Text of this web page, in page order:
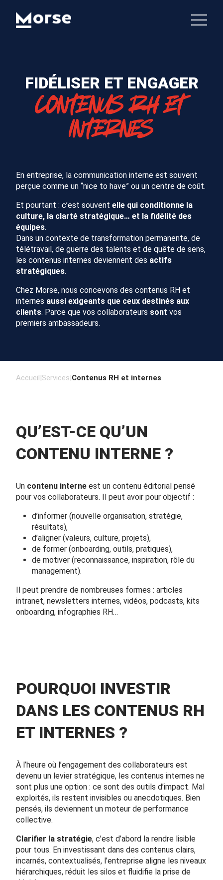
FIDÉLISER ET ENGAGER
CONTENUS RH ET
INTERNES
En entreprise, la communication interne est souvent
perçue comme un “nice to have” ou un centre de coût.
Et pourtant : c’est souvent elle qui conditionne la
culture, la clarté stratégique… et la fidélité des
équipes.
Dans un contexte de transformation permanente, de
télétravail, de guerre des talents et de quête de sens,
les contenus internes deviennent des actifs
stratégiques.
Chez Morse, nous concevons des contenus RH et
internes aussi exigeants que ceux destinés aux
clients. Parce que vos collaborateurs sont vos
premiers ambassadeurs.
Accueil|Services|Contenus RH et internes
QU’EST-CE QU’UN
CONTENU INTERNE ?
Un contenu interne est un contenu éditorial pensé
pour vos collaborateurs. Il peut avoir pour objectif :
d’informer (nouvelle organisation, stratégie,
résultats),
d’aligner (valeurs, culture, projets),
de former (onboarding, outils, pratiques),
de motiver (reconnaissance, inspiration, rôle du
management).
Il peut prendre de nombreuses formes : articles
intranet, newsletters internes, vidéos, podcasts, kits
onboarding, infographies RH…
POURQUOI INVESTIR
DANS LES CONTENUS RH
ET INTERNES ?
À l’heure où l’engagement des collaborateurs est
devenu un levier stratégique, les contenus internes ne
sont plus une option : ce sont des outils d’impact. Mal
exploités, ils restent invisibles ou anecdotiques. Bien
pensés, ils deviennent un moteur de performance
collective.
Clarifier la stratégie, c’est d’abord la rendre lisible
pour tous. En investissant dans des contenus clairs,
incarnés, contextualisés, l’entreprise aligne les niveaux
hiérarchiques, réduit les silos et fluidifie la prise de